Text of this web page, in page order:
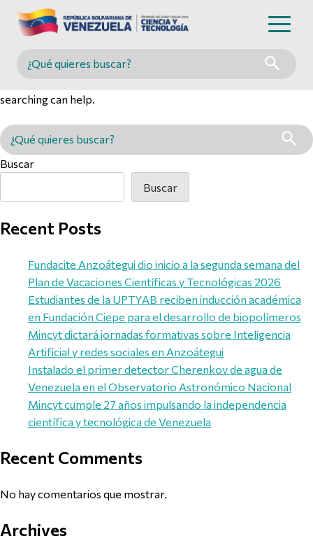
Buscar en MINCYT
searching can help.
Buscar en MINCYT
Buscar
Buscar
Recent Posts
Fundacite Anzoátegui dio inicio a la segunda semana del
Plan de Vacaciones Científicas y Tecnológicas 2026
Estudiantes de la UPTYAB reciben inducción académica
en Fundación Ciepe para el desarrollo de biopolímeros
Mincyt dictará jornadas formativas sobre Inteligencia
Artificial y redes sociales en Anzoátegui
Instalado el primer detector Cherenkov de agua de
Venezuela en el Observatorio Astronómico Nacional
Mincyt cumple 27 años impulsando la independencia
científica y tecnológica de Venezuela
Recent Comments
No hay comentarios que mostrar.
Archives